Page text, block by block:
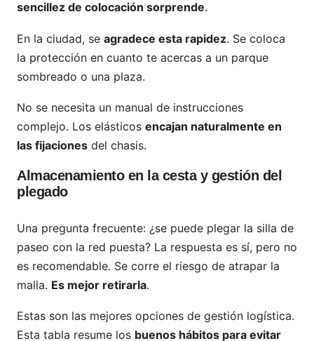
sencillez de colocación sorprende.
En la ciudad, se agradece esta rapidez. Se coloca
la protección en cuanto te acercas a un parque
sombreado o una plaza.
No se necesita un manual de instrucciones
complejo. Los elásticos encajan naturalmente en
las fijaciones del chasis.
Almacenamiento en la cesta y gestión del
plegado
Una pregunta frecuente: ¿se puede plegar la silla de
paseo con la red puesta? La respuesta es sí, pero no
es recomendable. Se corre el riesgo de atrapar la
malla. Es mejor retirarla.
Estas son las mejores opciones de gestión logística.
Esta tabla resume los buenos hábitos para evitar